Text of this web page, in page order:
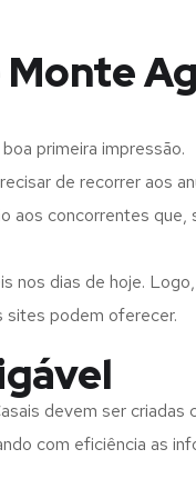
primeira impressão.
de recorrer aos
aos concorrentes que,
nos dias de hoje.
sites podem oferecer.
devem ser criadas
com eficiência as